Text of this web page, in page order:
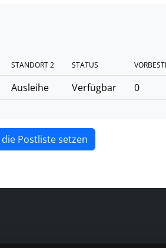
STANDORT 2 STATUS
Ausleihe Verfügbar 0
Postliste setzen